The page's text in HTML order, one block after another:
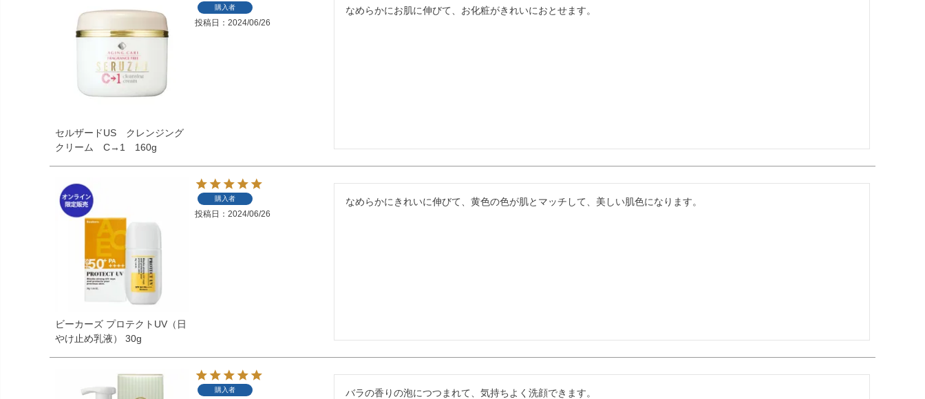
セルザードUS クレンジング
クリーム C→1 160g
購入者
投稿日 2024/06/26
なめらかにお肌に伸びて、お化粧がきれいにおとせます。
ビーカーズ プロテクトUV（日
やけ止め乳液） 30g
購入者
投稿日 2024/06/26
なめらかにきれいに伸びて、黄色の色が肌とマッチして、美しい肌色になります。
購入者 バラの香りの泡につつまれて、気持ちよく洗顔できます。